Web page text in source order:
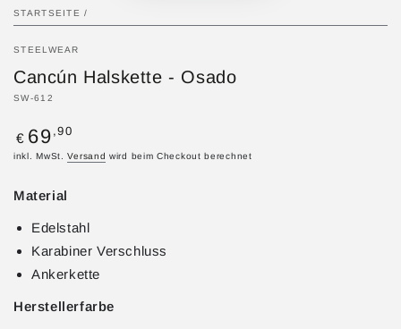
STARTSEITE /
STEELWEAR
Cancún Halskette - Osado
SW-612
Regulärer
Preis
€ 69 ,90
inkl. MwSt.Versand wird beim Checkout berechnet
Material
Edelstahl
Karabiner Verschluss
Ankerkette
Herstellerfarbe